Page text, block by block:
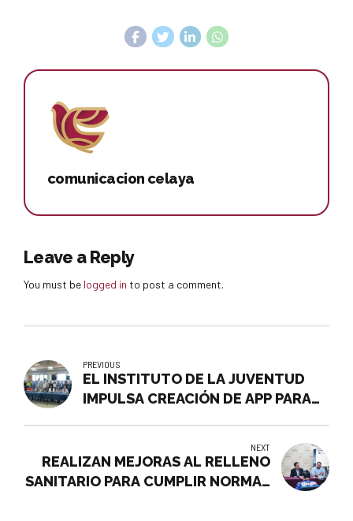
comunicacion celaya
Leave a Reply
You must be logged in to post a comment.
PREVIOUS
EL INSTITUTO DE LA JUVENTUD
IMPULSA CREACIÓN DE APP PARA
NEXT
REALIZAN MEJORAS AL RELLENO
SANITARIO PARA CUMPLIR NORMAS